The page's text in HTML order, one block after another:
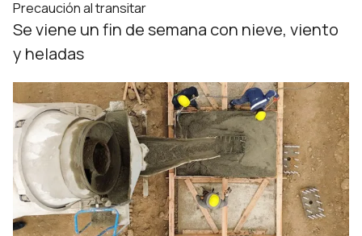
Precaución al transitar
Se viene un fin de semana con nieve, viento
y heladas